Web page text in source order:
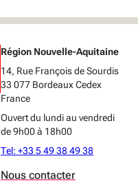
Région Nouvelle-Aquitaine
14, Rue François de Sourdis
33 077 Bordeaux Cedex
France
Ouvert du lundi au vendredi
de 9h00 à 18h00
Tel: +33 5 49 38 49 38
Nous contacter